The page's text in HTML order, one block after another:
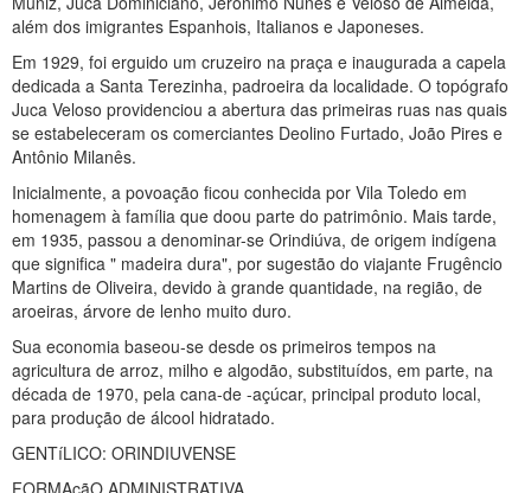
além dos imigrantes Espanhois, Italianos e Japoneses.
Em 1929, foi erguido um cruzeiro na praça e inaugurada a capela
dedicada a Santa Terezinha, padroeira da localidade. O topógrafo
Juca Veloso providenciou a abertura das primeiras ruas nas quais
se estabeleceram os comerciantes Deolino Furtado, João Pires e
Antônio Milanês.
Inicialmente, a povoação ficou conhecida por Vila Toledo em
homenagem à família que doou parte do patrimônio. Mais tarde,
em 1935, passou a denominar-se Orindiúva, de origem indígena
que significa " madeira dura", por sugestão do viajante Frugêncio
Martins de Oliveira, devido à grande quantidade, na região, de
aroeiras, árvore de lenho muito duro.
Sua economia baseou-se desde os primeiros tempos na
agricultura de arroz, milho e algodão, substituídos, em parte, na
década de 1970, pela cana-de -açúcar, principal produto local,
para produção de álcool hidratado.
GENTíLICO: ORINDIUVENSE
FORMAçãO ADMINISTRATIVA